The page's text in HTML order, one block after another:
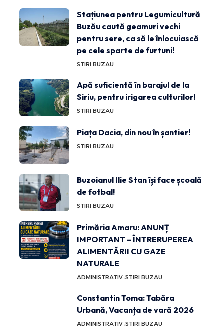
Stațiunea pentru Legumicultură
Buzău caută geamuri vechi
pentru sere, ca să le înlocuiască
pe cele sparte de furtuni!
STIRI BUZAU
Apă suficientă în barajul de la
Siriu, pentru irigarea culturilor!
STIRI BUZAU
Piața Dacia, din nou în șantier!
STIRI BUZAU
Buzoianul Ilie Stan își face școală
de fotbal!
STIRI BUZAU
Primăria Amaru: ANUNȚ
IMPORTANT – ÎNTRERUPEREA
ALIMENTĂRII CU GAZE
NATURALE
ADMINISTRATIV STIRI BUZAU
Constantin Toma: Tabăra
Urbană, Vacanța de vară 2026
ADMINISTRATIV STIRI BUZAU